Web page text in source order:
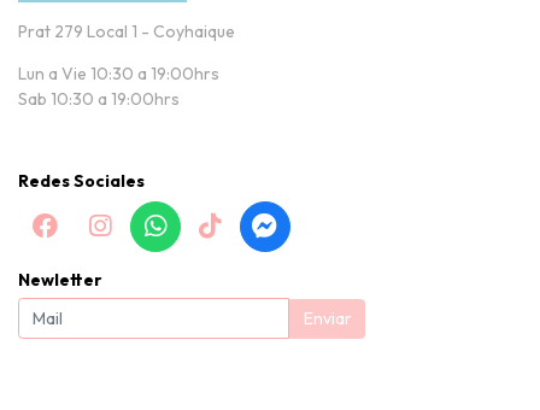
Prat 279 Local 1 - Coyhaique
Lun a Vie 10:30 a 19:00hrs
Sab 10:30 a 19:00hrs
Redes Sociales
Newletter
Enviar